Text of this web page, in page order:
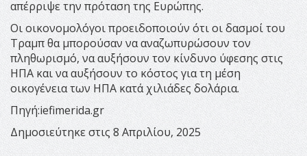
απέρριψε την πρόταση της Ευρώπης.
Οι οικονομολόγοι προειδοποιούν ότι οι δασμοί του
Τραμπ θα μπορούσαν να αναζωπυρώσουν τον
πληθωρισμό, να αυξήσουν τον κίνδυνο ύφεσης στις
ΗΠΑ και να αυξήσουν το κόστος για τη μέση
οικογένεια των ΗΠΑ κατά χιλιάδες δολάρια.
Πηγή:iefimerida.gr
Δημοσιεύτηκε στις 8 Απριλίου, 2025